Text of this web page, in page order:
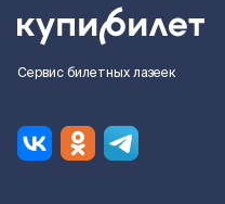
Сервис билетных лазеек